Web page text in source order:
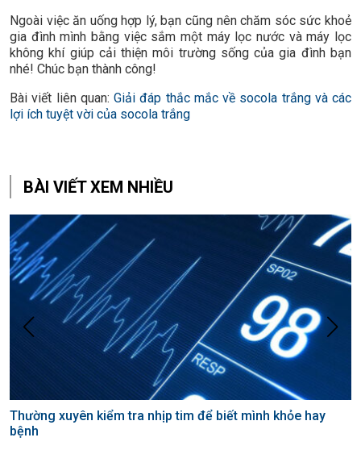
Ngoài việc ăn uống hợp lý, bạn cũng nên chăm sóc sức khoẻ
gia đình mình bằng việc sắm một máy lọc nước và máy lọc
không khí giúp cải thiện môi trường sống của gia đình bạn
nhé! Chúc bạn thành công!
Bài viết liên quan: Giải đáp thắc mắc về socola trắng và các
lợi ích tuyệt vời của socola trắng
BÀI VIẾT XEM NHIỀU
Thường xuyên kiểm tra nhịp tim để biết mình khỏe hay
bệnh